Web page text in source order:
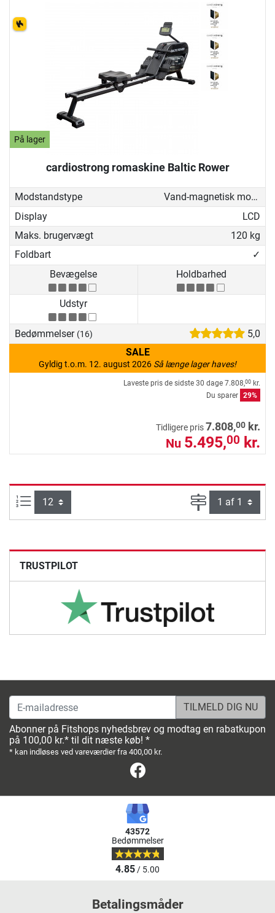
På lager
cardiostrong romaskine Baltic Rower
Modstandstype
Vand-magnetisk modstand
Display
LCD
Maks. brugervægt
120 kg
Foldbart
✓
Bevægelse
Holdbarhed
Udstyr
Bedømmelser (16)
5,0
SALE
Gyldig t.o.m. 12. august 2026 Så længe lager haves!
Laveste pris de sidste 30 dage 7.808,00 kr.
Du sparer 29%
Tidligere pris7.808,00 kr.
Nu 5.495,00 kr.
Artikel pr. side: Side
TRUSTPILOT
E-mailadresse
Abonner på Fitshops nyhedsbrev og modtag en rabatkupon
på 100,00 kr.* til dit næste køb! *
* kan indløses ved vareværdier fra 400,00 kr.
43572
Bedømmelser
4.85/ 5.00
Betalingsmåder